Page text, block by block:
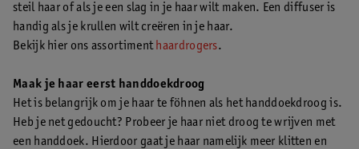
steil haar of als je een slag in je haar wilt maken. Een diffuser is
handig als je krullen wilt creëren in je haar.
Bekijk hier ons assortiment haardrogers.
Maak je haar eerst handdoekdroog
Het is belangrijk om je haar te föhnen als het handdoekdroog is.
Heb je net gedoucht? Probeer je haar niet droog te wrijven met
een handdoek. Hierdoor gaat je haar namelijk meer klitten en